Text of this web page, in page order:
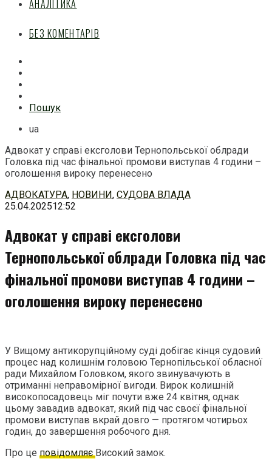
АНАЛІТИКА
БЕЗ КОМЕНТАРІВ
Пошук
ua
Адвокат у справі ексголови Тернопольської облради
Головка під час фінальної промови виступав 4 години –
оголошення вироку перенесено
Перейти
до
АДВОКАТУРА, НОВИНИ, СУДОВА ВЛАДА
25.04.202512:52
Адвокат у справі ексголови
Тернопольської облради Головка під час
фінальної промови виступав 4 години –
оголошення вироку перенесено
У Вищому антикорупційному суді добігає кінця судовий
процес над колишнім головою Тернопільської обласної
ради Михайлом Головком, якого звинувачують в
отриманні неправомірної вигоди. Вирок колишній
високопосадовець міг почути вже 24 квітня, однак
цьому завадив адвокат, який під час своєї фінальної
промови виступав вкрай довго — протягом чотирьох
годин, до завершення робочого дня.
Про це повідомляєВисокий замок.